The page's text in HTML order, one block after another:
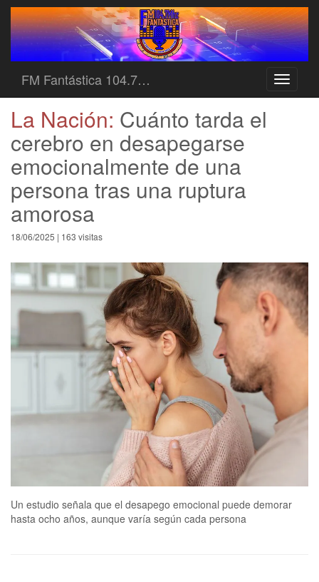
Toggle
FM Fantástica 104.7…
La Nación: Cuánto tarda el
cerebro en desapegarse
emocionalmente de una
persona tras una ruptura
amorosa
18/06/2025 | 163 visitas
Un estudio señala que el desapego emocional puede demorar
hasta ocho años, aunque varía según cada persona